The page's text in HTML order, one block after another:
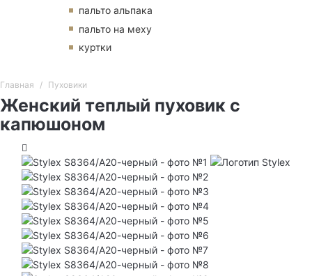
пальто альпака
пальто на меху
куртки
Главная Пуховики
Женский теплый пуховик с
капюшоном